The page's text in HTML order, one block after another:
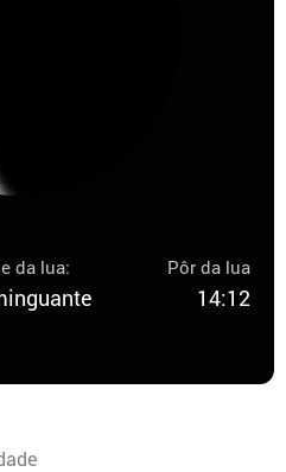
da lua: Pôr da lua
14:12